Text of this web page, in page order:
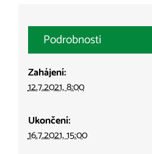
Podrobnosti
Zahájení:
12.7.2021, 8:00
Ukončení:
16.7.2021, 15:00